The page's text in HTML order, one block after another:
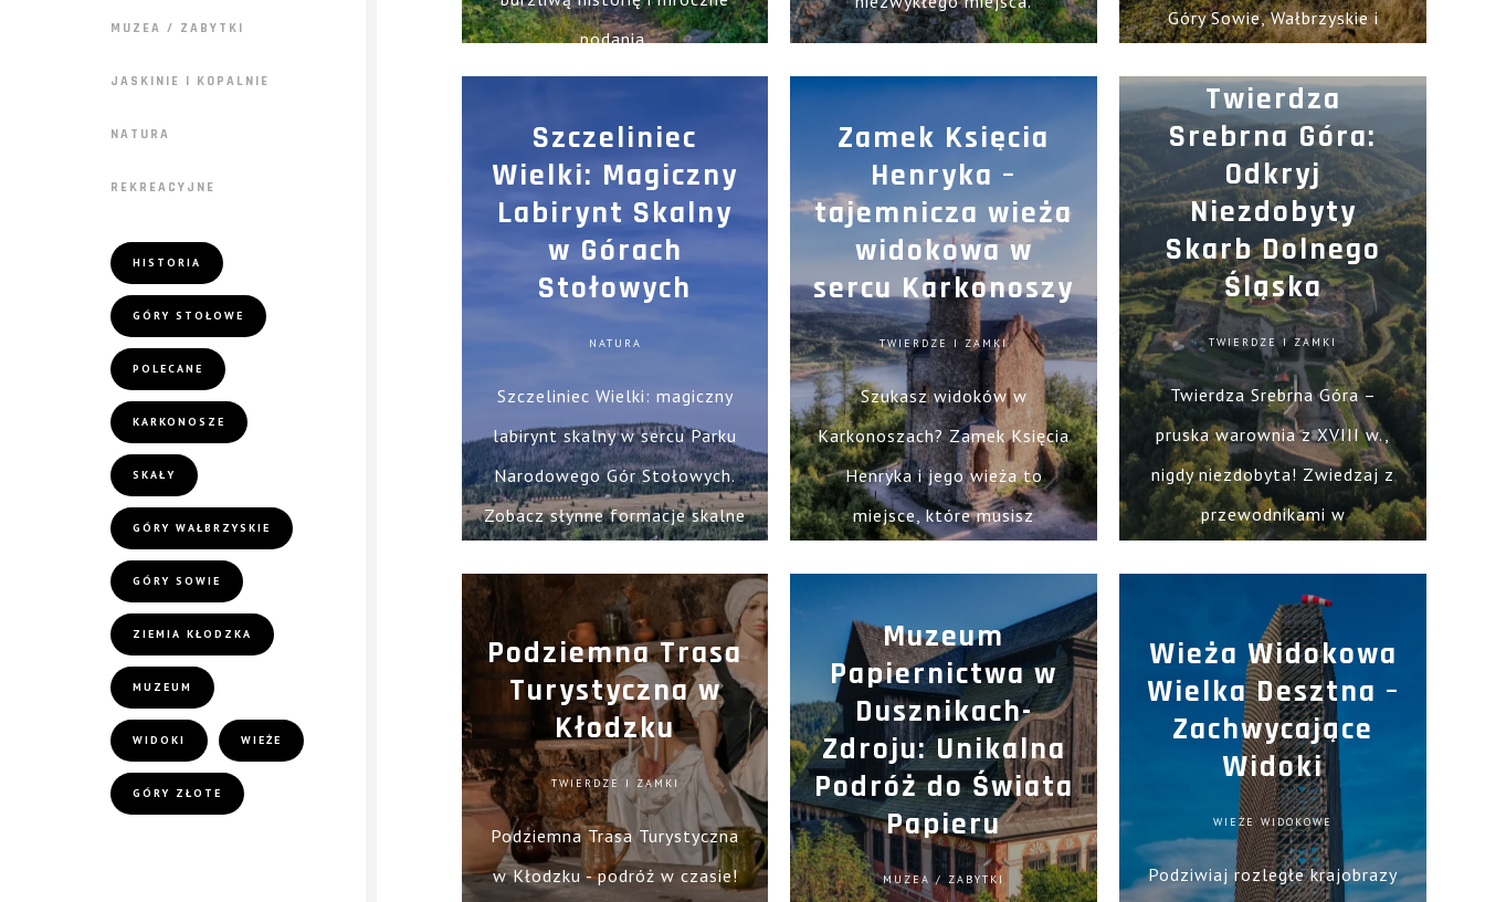
MUZEA / ZABYTKI
JASKINIE I KOPALNIE
NATURA
REKREACYJNE
HISTORIA
GÓRY STOŁOWE
POLECANE
KARKONOSZE
SKAŁY
GÓRY WAŁBRZYSKIE
GÓRY SOWIE
ZIEMIA KŁODZKA
MUZEUM
WIDOKI WIEŻE
GÓRY ZŁOTE
podania.
Góry Sowie, Wałbrzyskie i
Szczeliniec
Wielki: Magiczny
Labirynt Skalny
w Górach
Stołowych
NATURA
Szczeliniec Wielki: magiczny
labirynt skalny w sercu Parku
Narodowego Gór Stołowych.
Zobacz słynne formacje skalne
Zamek Księcia
Henryka –
tajemnicza wieża
widokowa w
sercu Karkonoszy
TWIERDZE I ZAMKI
Szukasz widoków w
Karkonoszach? Zamek Księcia
Henryka i jego wieża to
miejsce, które musisz
Twierdza
Srebrna Góra:
Odkryj
Niezdobyty
Skarb Dolnego
Śląska
TWIERDZE I ZAMKI
Twierdza Srebrna Góra –
pruska warownia z XVIII w.,
nigdy niezdobyta! Zwiedzaj z
przewodnikami w
liczne atrakcje!
Podziemna Trasa
Turystyczna w
Kłodzku
TWIERDZE I ZAMKI
Podziemna Trasa Turystyczna
w Kłodzku - podróż w czasie!
Muzeum
Papiernictwa w
Dusznikach-
Zdroju: Unikalna
Podróż do Świata
Papieru
MUZEA / ZABYTKI
Wieża Widokowa
Wielka Desztna –
Zachwycające
Widoki
WIEŻE WIDOKOWE
Podziwiaj rozległe krajobrazy